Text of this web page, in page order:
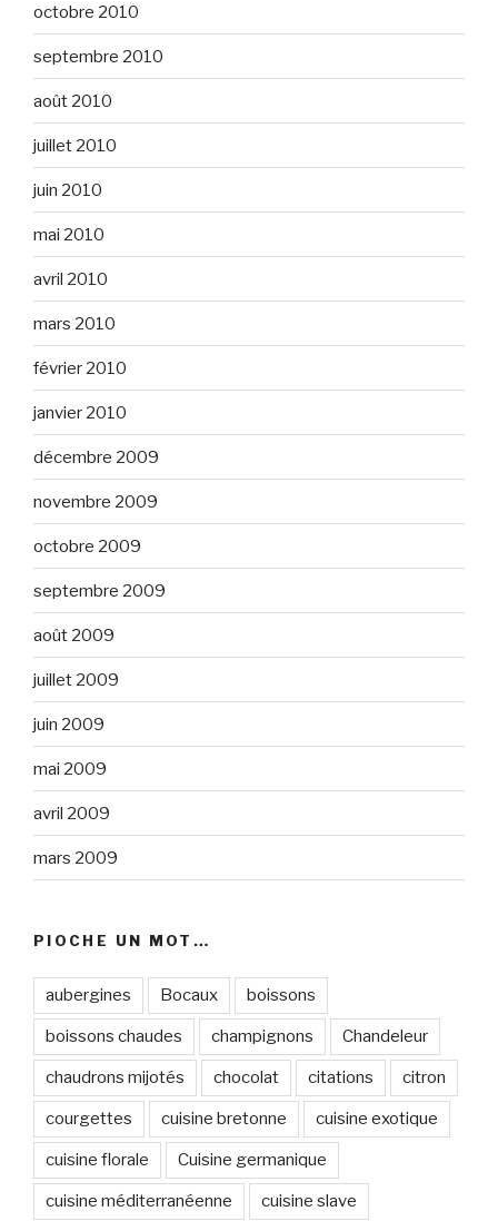
octobre 2010
septembre 2010
août 2010
juillet 2010
juin 2010
mai 2010
avril 2010
mars 2010
février 2010
janvier 2010
décembre 2009
novembre 2009
octobre 2009
septembre 2009
août 2009
juillet 2009
juin 2009
mai 2009
avril 2009
mars 2009
PIOCHE UN MOT…
aubergines Bocaux boissons
boissons chaudes champignons Chandeleur
chaudrons mijotés chocolat citations citron
courgettes cuisine bretonne cuisine exotique
cuisine florale Cuisine germanique
cuisine méditerranéenne cuisine slave